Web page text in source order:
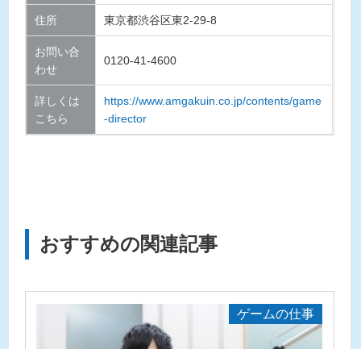
住所 東京都渋谷区東2-29-8
お問い合
わせ
0120-41-4600
詳しくは
こちら
https://www.amgakuin.co.jp/contents/game
-director
おすすめの関連記事
ゲームの仕事